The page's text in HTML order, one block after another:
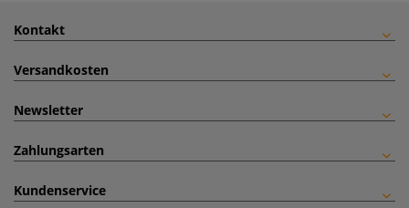
Kontakt
Versandkosten
Newsletter
Zahlungsarten
Kundenservice